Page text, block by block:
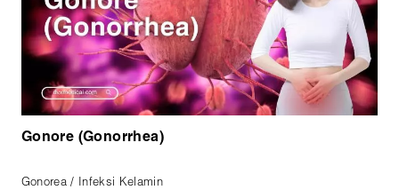
Gonore (Gonorrhea)
Gonorea / Infeksi Kelamin